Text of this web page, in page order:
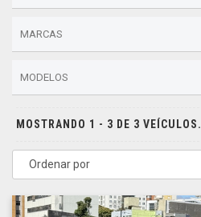
MARCAS
MODELOS
MOSTRANDO 1 - 3 DE 3 VEÍCULOS.
Ordenar por